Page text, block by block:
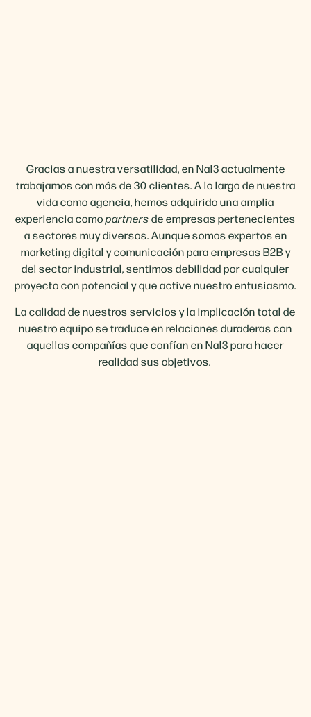
Gracias a nuestra versatilidad, en Nal3 actualmente
trabajamos con más de 30 clientes. A lo largo de nuestra
vida como agencia, hemos adquirido una amplia
experiencia comopartnersde empresas pertenecientes
a sectores muy diversos. Aunque somos expertos en
marketing digital y comunicación para empresas B2B y
del sector industrial, sentimos debilidad por cualquier
proyecto con potencial y que active nuestro entusiasmo.
La calidad de nuestros servicios y la implicación total de
nuestro equipo se traduce en relaciones duraderas con
aquellas compañías que confían en Nal3 para hacer
realidad sus objetivos.